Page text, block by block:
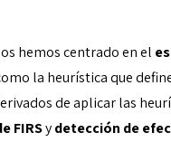
hemos centrado en el
la heurística que
de aplicar las
FIRSydetección de